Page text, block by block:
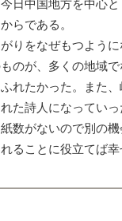
日中国地方を中心
らである。
りをなぜもつよう
のが、多くの地域
れたかった。また
た詩人になってい
数がないので別の
ることに役立てば